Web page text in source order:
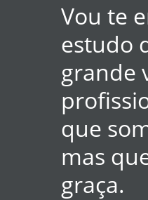
Vou te
estudo
grande
que
mas
graça.